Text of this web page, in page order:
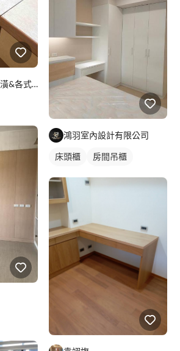
劉豈賓(Rm室內裝潢&各式房屋修繕）
鴻羽室內設計有限公司
床頭櫃
房間吊櫃